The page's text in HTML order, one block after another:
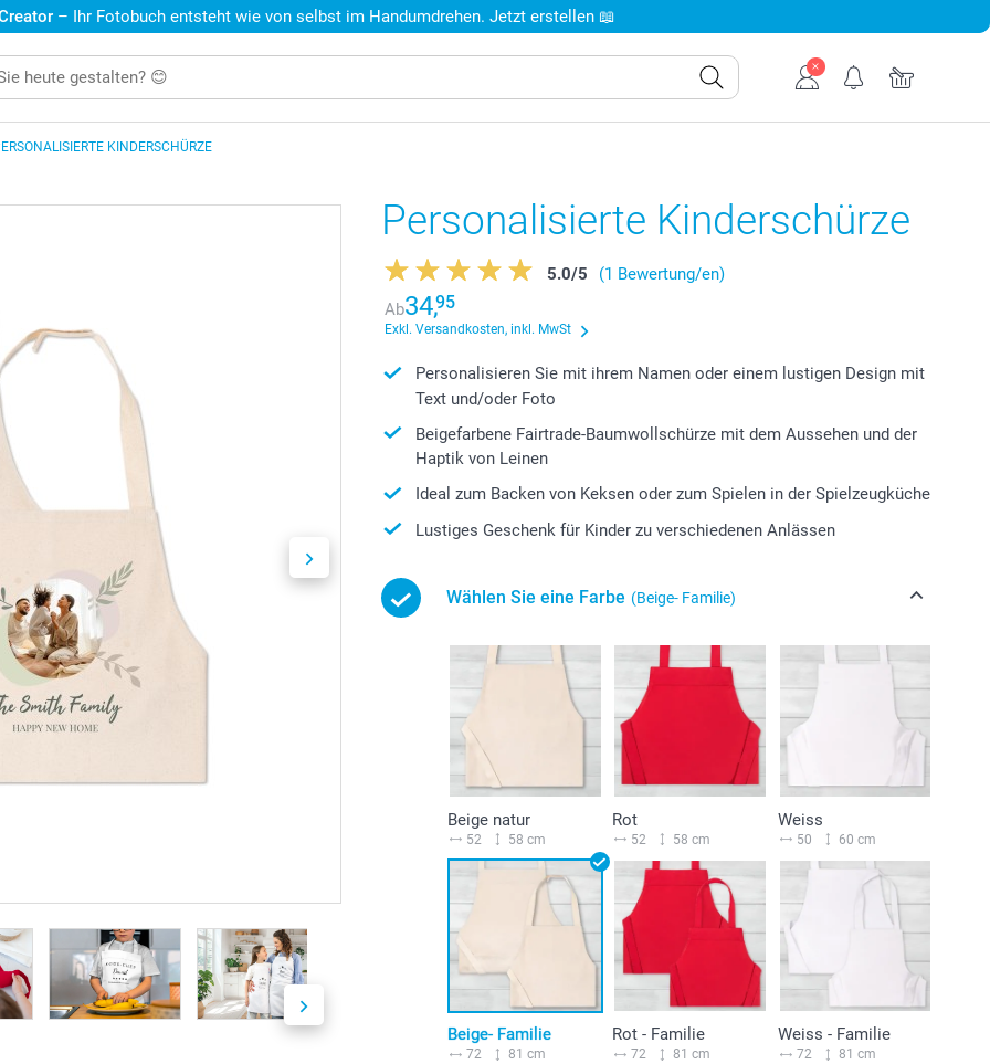
– Ihr Fotobuch entsteht wie von selbst im Handumdrehen. Jetzt erstellen 📖
KINDERSCHÜRZE
Personalisierte Kinderschürze
5.0/5
(1 Bewertung/en)
Ab34,95
Exkl. Versandkosten, inkl. MwSt
Personalisieren Sie mit ihrem Namen oder einem lustigen Design mit
Text und/oder Foto
Beigefarbene Fairtrade-Baumwollschürze mit dem Aussehen und der
Haptik von Leinen
Ideal zum Backen von Keksen oder zum Spielen in der Spielzeugküche
Lustiges Geschenk für Kinder zu verschiedenen Anlässen
Wählen Sie eine Farbe (Beige- Familie)
Beige natur
52 58 cm
Rot
52 58 cm
Weiss
50 60 cm
Beige- Familie
72 81 cm
Rot - Familie
72 81 cm
Weiss - Familie
72 81 cm